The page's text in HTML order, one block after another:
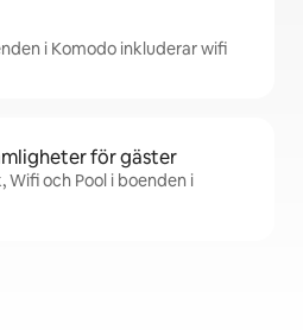
i Komodo inkluderar wifi
för gäster
Wifi och Pool i boenden i